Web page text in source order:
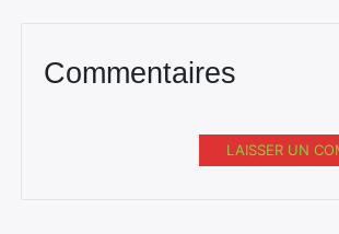
Commentaires
LAISSER UN